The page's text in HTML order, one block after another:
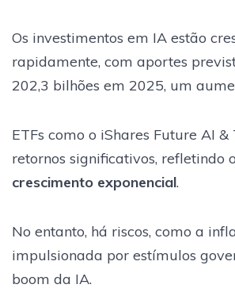
Os investimentos em IA estão
rapidamente, com aportes
202,3 bilhões em 2025, um
ETFs como o iShares Future AI
retornos significativos, refletindo o
crescimento exponencial.
No entanto, há riscos, como a
impulsionada por estímulos
boom da IA.